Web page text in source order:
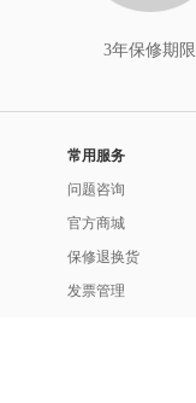
3年保修期限
常用服务
问题咨询
官方商城
保修退换货
发票管理